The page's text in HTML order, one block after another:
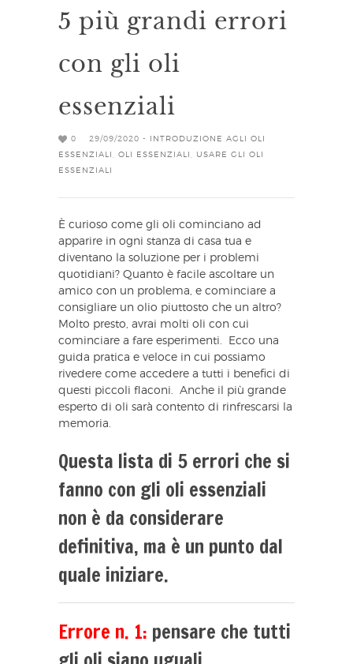
5 più grandi errori
con gli oli
essenziali
0 29/09/2020 -
INTRODUZIONE AGLI OLI
ESSENZIALI
OLI ESSENZIALI
USARE GLI OLI
ESSENZIALI
È curioso come gli oli cominciano ad
apparire in ogni stanza di casa tua e
diventano la soluzione per i problemi
quotidiani? Quanto è facile ascoltare un
amico con un problema, e cominciare a
consigliare un olio piuttosto che un altro?
Molto presto, avrai molti oli con cui
cominciare a fare esperimenti. Ecco una
guida pratica e veloce in cui possiamo
rivedere come accedere a tutti i benefici di
questi piccoli flaconi. Anche il più grande
esperto di oli sarà contento di rinfrescarsi la
memoria.
Questa lista di 5 errori che si
fanno con gli oli essenziali
non è da considerare
definitiva, ma è un punto dal
quale iniziare.
Errore n. 1: pensare che tutti